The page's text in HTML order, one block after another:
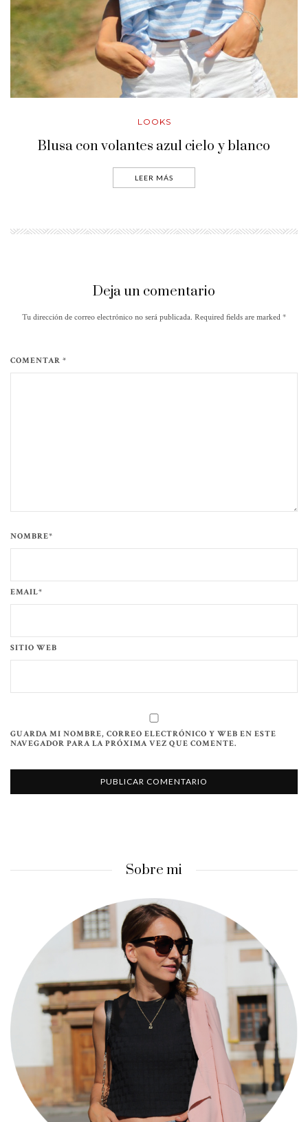
LOOKS
Blusa con volantes azul cielo y blanco
LEER MÁS
Deja un comentario
Tu dirección de correo electrónico no será publicada. Required fields are marked *
COMENTAR *
NOMBRE*
EMAIL*
SITIO WEB
GUARDA MI NOMBRE, CORREO ELECTRÓNICO Y WEB EN ESTE
NAVEGADOR PARA LA PRÓXIMA VEZ QUE COMENTE.
Sobre mi